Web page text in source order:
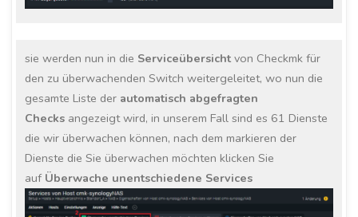
sie werden nun in die Serviceübersichtvon Checkmk für
den zu überwachenden Switch weitergeleitet, wo nun die
gesamte Liste der automatisch abgefragten
Checks angezeigt wird, in unserem Fall sind es 61 Dienste
die wir überwachen können, nach dem markieren der
Dienste die Sie überwachen möchten klicken Sie
aufÜberwache unentschiedene Services